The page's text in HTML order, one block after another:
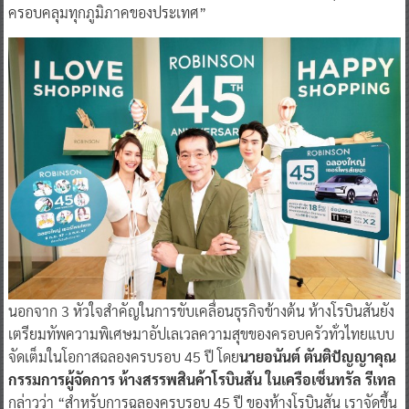
ครอบคลุมทุกภูมิภาคของประเทศ”
นอกจาก 3 หัวใจสำคัญในการขับเคลื่อนธุรกิจข้างต้น ห้างโรบินสันยัง
เตรียมทัพความพิเศษมาอัปเลเวลความสุขของครอบครัวทั่วไทยแบบ
จัดเต็มในโอกาสฉลองครบรอบ 45 ปี โดยนายอนันต์ ตันติปัญญาคุณ
กรรมการผู้จัดการ ห้างสรรพสินค้าโรบินสัน ในเครือเซ็นทรัล รีเทล
กล่าวว่า “สำหรับการฉลองครบรอบ 45 ปี ของห้างโรบินสัน เราจัดขึ้น